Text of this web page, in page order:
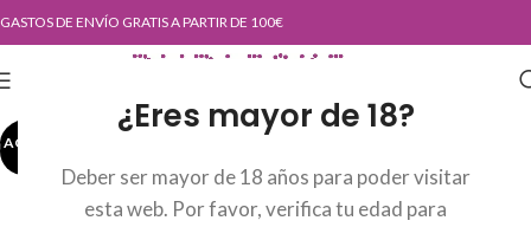
¿Eres mayor de 18?
Deber ser mayor de 18 años para poder visitar
esta web. Por favor, verifica tu edad para
GASTOS DE ENVÍO GRATIS A PARTIR DE 100€
AGOT
AGOTADO